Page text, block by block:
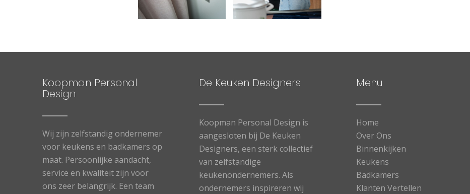
Koopman Personal
Design
Wij zijn zelfstandig ondernemer
voor keukens en badkamers op
maat. Persoonlijke aandacht,
service en kwaliteit zijn voor
ons zeer belangrijk. Een team
De Keuken Designers
Koopman Personal Design is
aangesloten bij De Keuken
Designers, een sterk collectief
van zelfstandige
keukenondernemers. Als
ondernemers inspireren wij
Menu
Home
Over Ons
Binnenkijken
Keukens
Badkamers
Klanten Vertellen